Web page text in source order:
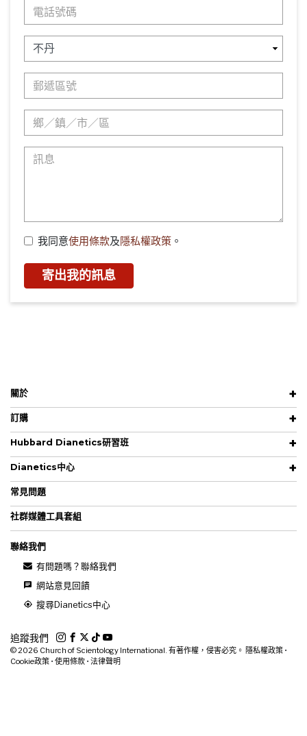
我同意使用條款及隱私權政策 。
寄出我的訊息
關於
訂購
Hubbard Dianetics研習班
Dianetics中心
常見問題
社群媒體工具套組
聯絡我們
有問題嗎？聯絡我們
網站意見回饋
搜尋Dianetics中心
追蹤我們
© 2026 Church of Scientology International. 有著作權，侵害必究。 隱私權政策 •
Cookie政策 • 使用條款 • 法律聲明